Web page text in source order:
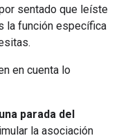
sentado que leíste
la función específica
en cuenta lo
parada del
la asociación